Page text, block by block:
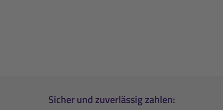
Sicher und zuverlässig zahlen: